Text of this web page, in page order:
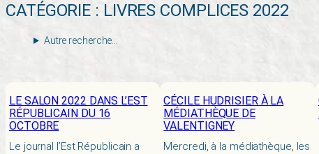
CATÉGORIE : LIVRES COMPLICES 2022
Autre recherche…
LE SALON 2022 DANS L’EST
RÉPUBLICAIN DU 16
OCTOBRE
Le journal l’Est Républicain a
CÉCILE HUDRISIER À LA
MÉDIATHÈQUE DE
VALENTIGNEY
Mercredi, à la médiathèque, les